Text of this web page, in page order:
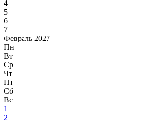
4
5
6
7
Февраль 2027
Пн
Вт
Ср
Чт
Пт
Сб
Вс
1
2